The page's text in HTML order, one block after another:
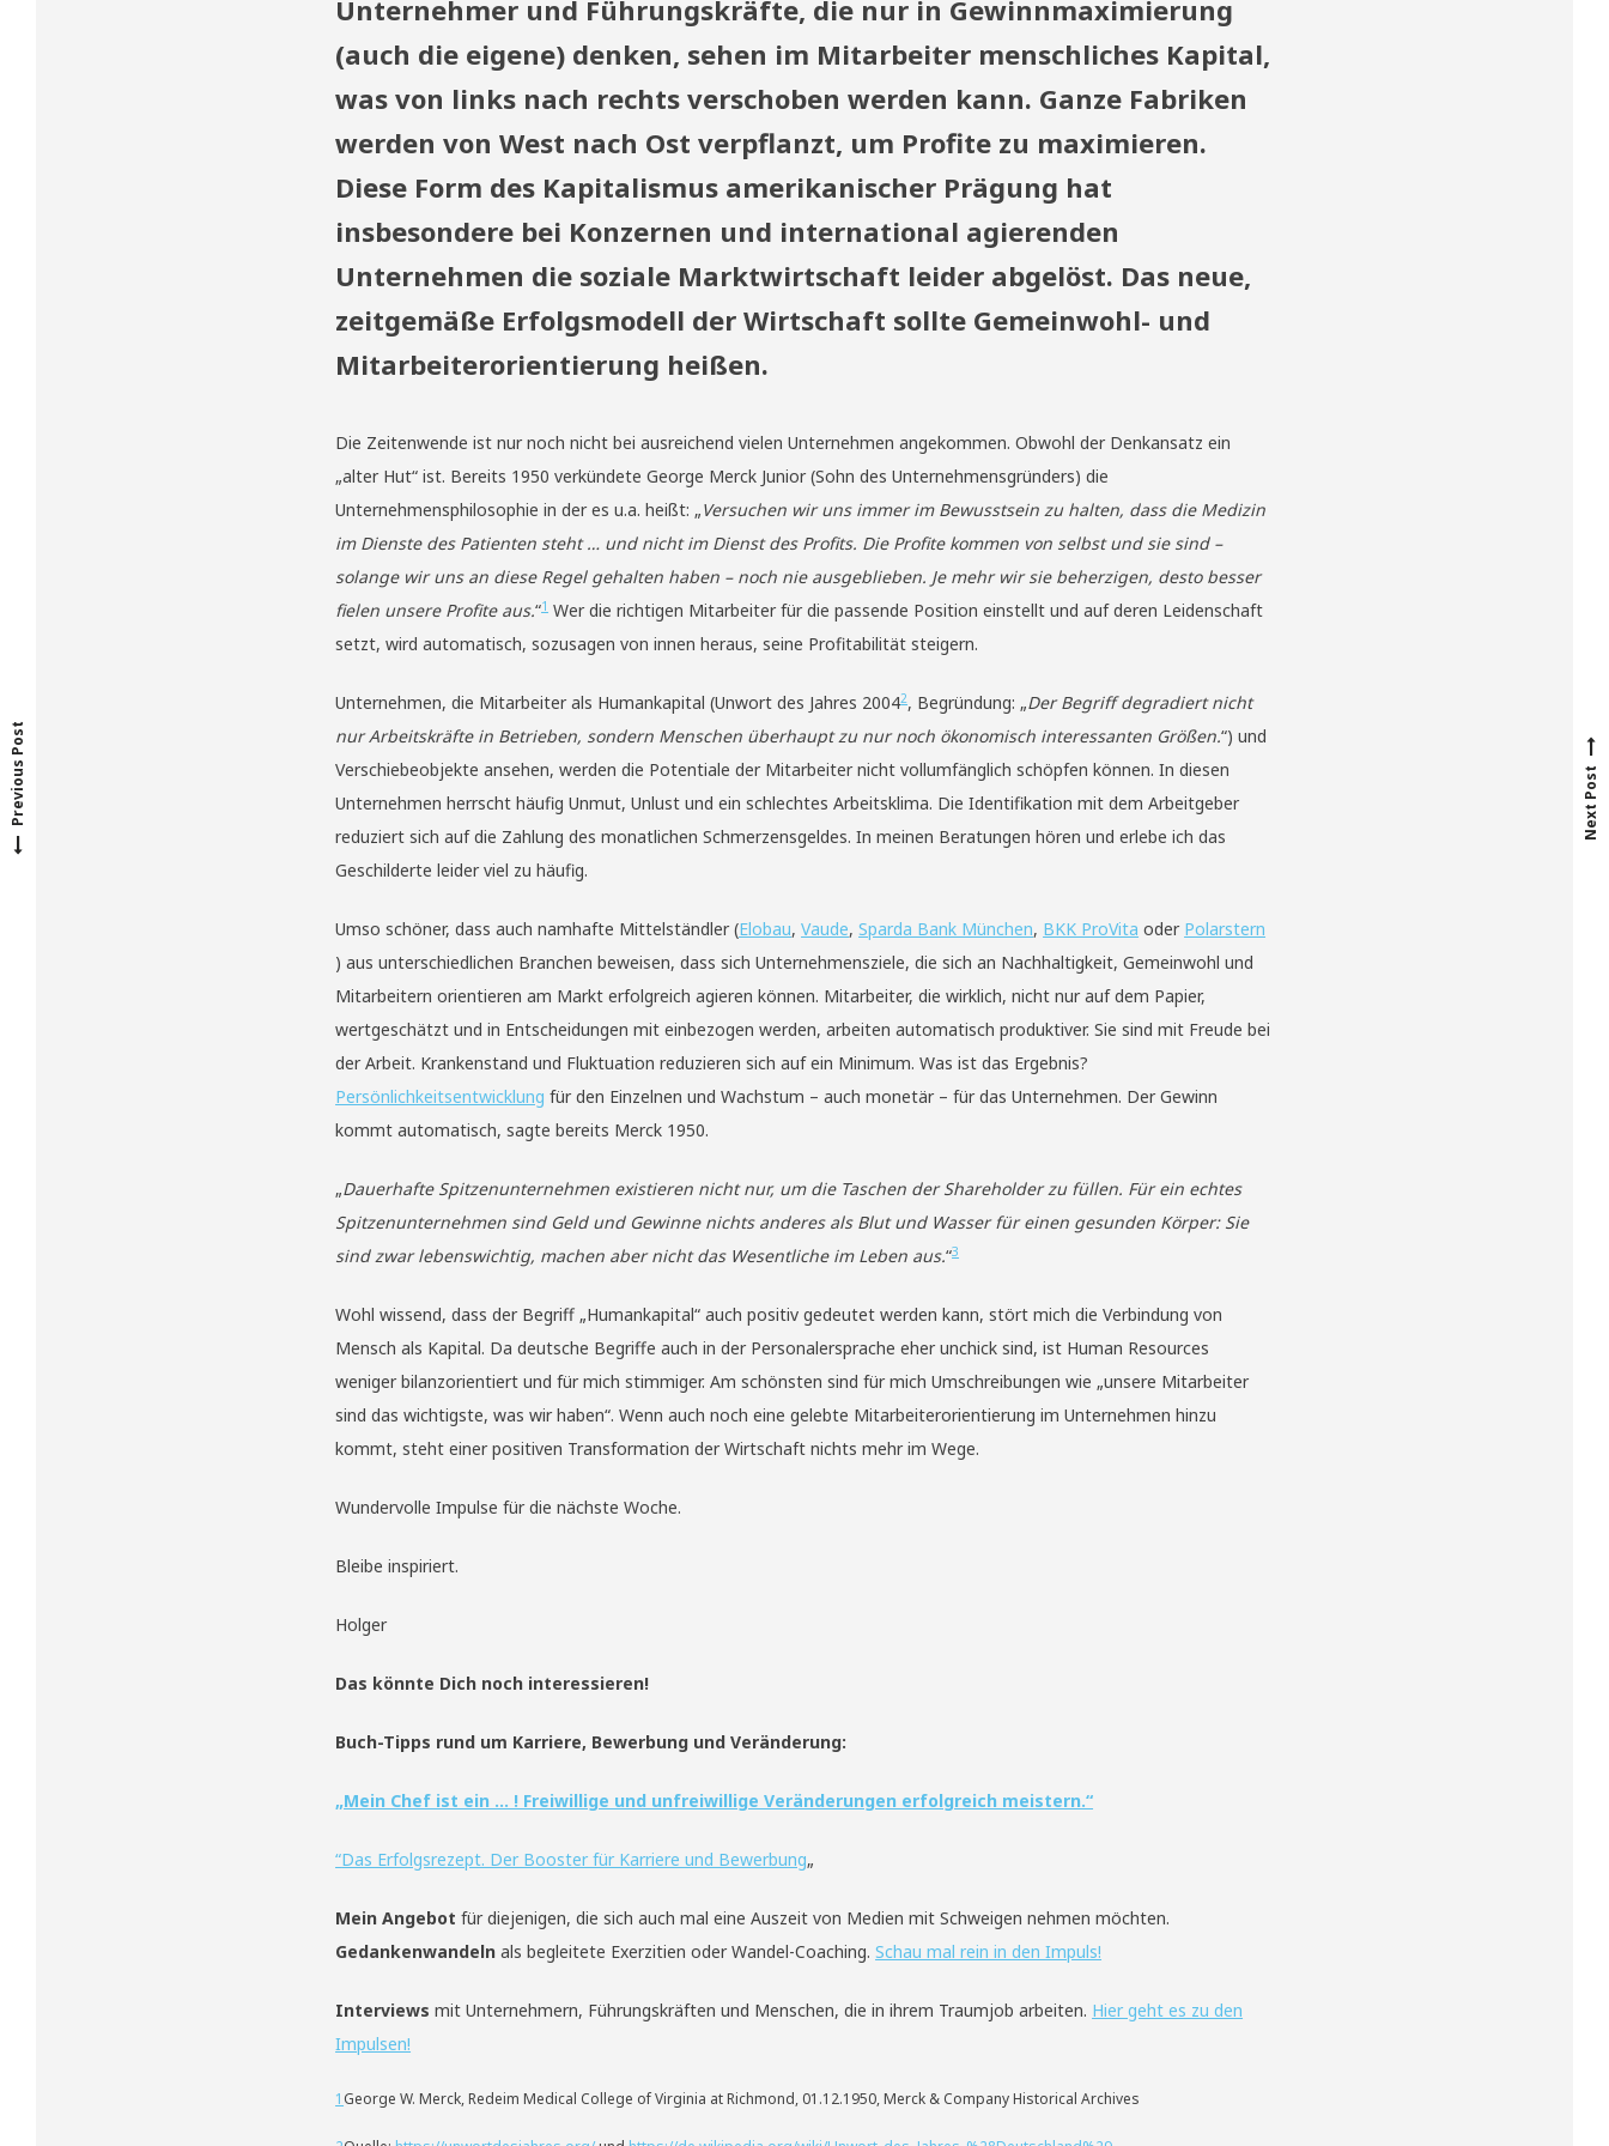
Unternehmer und Führungskräfte, die nur in Gewinnmaximierung
(auch die eigene) denken, sehen im Mitarbeiter menschliches Kapital,
was von links nach rechts verschoben werden kann. Ganze Fabriken
werden von West nach Ost verpflanzt, um Profite zu maximieren.
Diese Form des Kapitalismus amerikanischer Prägung hat
insbesondere bei Konzernen und international agierenden
Unternehmen die soziale Marktwirtschaft leider abgelöst. Das neue,
zeitgemäße Erfolgsmodell der Wirtschaft sollte Gemeinwohl- und
Mitarbeiterorientierung heißen.
Die Zeitenwende ist nur noch nicht bei ausreichend vielen Unternehmen angekommen. Obwohl der Denkansatz ein
„alter Hut“ ist. Bereits 1950 verkündete George Merck Junior (Sohn des Unternehmensgründers) die
Unternehmensphilosophie in der es u.a. heißt: „Versuchen wir uns immer im Bewusstsein zu halten, dass die Medizin
im Dienste des Patienten steht … und nicht im Dienst des Profits. Die Profite kommen von selbst und sie sind –
solange wir uns an diese Regel gehalten haben – noch nie ausgeblieben. Je mehr wir sie beherzigen, desto besser
fielen unsere Profite aus.“1 Wer die richtigen Mitarbeiter für die passende Position einstellt und auf deren Leidenschaft
setzt, wird automatisch, sozusagen von innen heraus, seine Profitabilität steigern.
Unternehmen, die Mitarbeiter als Humankapital (Unwort des Jahres 20042, Begründung: „Der Begriff degradiert nicht
nur Arbeitskräfte in Betrieben, sondern Menschen überhaupt zu nur noch ökonomisch interessanten Größen.“) und
Verschiebeobjekte ansehen, werden die Potentiale der Mitarbeiter nicht vollumfänglich schöpfen können. In diesen
Unternehmen herrscht häufig Unmut, Unlust und ein schlechtes Arbeitsklima. Die Identifikation mit dem Arbeitgeber
reduziert sich auf die Zahlung des monatlichen Schmerzensgeldes. In meinen Beratungen hören und erlebe ich das
Geschilderte leider viel zu häufig.
Umso schöner, dass auch namhafte Mittelständler (Elobau,Vaude,Sparda Bank München, BKK ProVita oder Polarstern
) aus unterschiedlichen Branchen beweisen, dass sich Unternehmensziele, die sich an Nachhaltigkeit, Gemeinwohl und
Mitarbeitern orientieren am Markt erfolgreich agieren können. Mitarbeiter, die wirklich, nicht nur auf dem Papier,
wertgeschätzt und in Entscheidungen mit einbezogen werden, arbeiten automatisch produktiver. Sie sind mit Freude bei
der Arbeit. Krankenstand und Fluktuation reduzieren sich auf ein Minimum. Was ist das Ergebnis?
Persönlichkeitsentwicklung für den Einzelnen und Wachstum – auch monetär – für das Unternehmen. Der Gewinn
kommt automatisch, sagte bereits Merck 1950.
„Dauerhafte Spitzenunternehmen existieren nicht nur, um die Taschen der Shareholder zu füllen. Für ein echtes
Spitzenunternehmen sind Geld und Gewinne nichts anderes als Blut und Wasser für einen gesunden Körper: Sie
sind zwar lebenswichtig, machen aber nicht das Wesentliche im Leben aus.“3
Wohl wissend, dass der Begriff „Humankapital“ auch positiv gedeutet werden kann, stört mich die Verbindung von
Mensch als Kapital. Da deutsche Begriffe auch in der Personalersprache eher unchick sind, ist Human Resources
weniger bilanzorientiert und für mich stimmiger. Am schönsten sind für mich Umschreibungen wie „unsere Mitarbeiter
sind das wichtigste, was wir haben“. Wenn auch noch eine gelebte Mitarbeiterorientierung im Unternehmen hinzu
kommt, steht einer positiven Transformation der Wirtschaft nichts mehr im Wege.
Wundervolle Impulse für die nächste Woche.
Bleibe inspiriert.
Holger
Das könnte Dich noch interessieren!
Buch-Tipps rund um Karriere, Bewerbung und Veränderung:
„Mein Chef ist ein … ! Freiwillige und unfreiwillige Veränderungen erfolgreich meistern.“
“Das Erfolgsrezept. Der Booster für Karriere und Bewerbung„
Mein Angebot für diejenigen, die sich auch mal eine Auszeit von Medien mit Schweigen nehmen möchten.
Gedankenwandeln als begleitete Exerzitien oder Wandel-Coaching.Schau mal rein in den Impuls!
Interviews mit Unternehmern, Führungskräften und Menschen, die in ihrem Traumjob arbeiten. Hier geht es zu den
Impulsen!
1 George W. Merck, Redeim Medical College of Virginia at Richmond, 01.12.1950, Merck & Company Historical Archives
Previous Post Next Post